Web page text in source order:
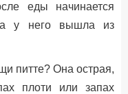
еды начинается
у него вышла из
питте? Она острая,
плоти или запах